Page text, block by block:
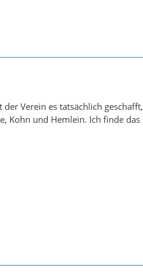
Verein es tatsächlich
Kohn und Hemlein. Ich finde